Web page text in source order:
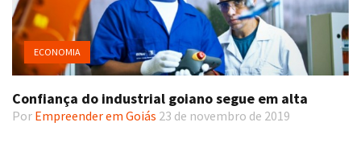
ECONOMIA
Confiança do industrial goiano segue em alta
Por Empreender em Goiás 23 de novembro de 2019